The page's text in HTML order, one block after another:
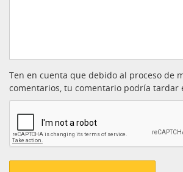
Ten en cuenta que debido al proceso de
comentarios, tu comentario podría tardar